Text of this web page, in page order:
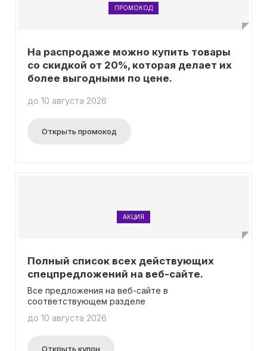
ПРОМОКОД
На распродаже можно купить товары
со скидкой от 20%, которая делает их
более выгодными по цене.
до 10 августа 2026
Открыть промокод
АКЦИЯ
Полный список всех действующих
спецпредложений на веб-сайте.
Все предложения на веб-сайте в
соответствующем разделе
до 10 августа 2026
Открыть купон